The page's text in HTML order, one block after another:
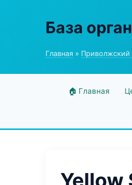
База
Главная » Приволжский
🏠 Главная